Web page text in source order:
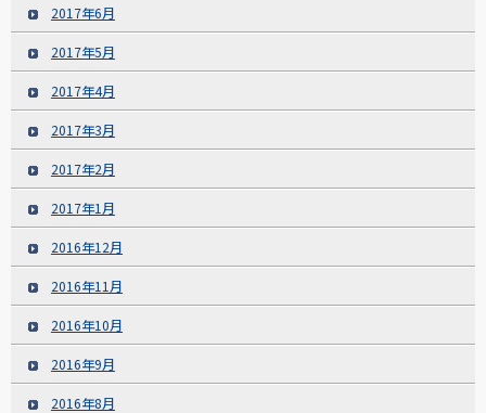
2017年6月
2017年5月
2017年4月
2017年3月
2017年2月
2017年1月
2016年12月
2016年11月
2016年10月
2016年9月
2016年8月